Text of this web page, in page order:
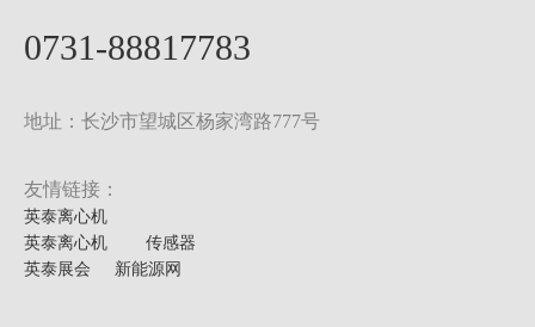
0731-88817783
地址：长沙市望城区杨家湾路777号
友情链接：
英泰离心机
英泰离心机
传感器
英泰展会
新能源网